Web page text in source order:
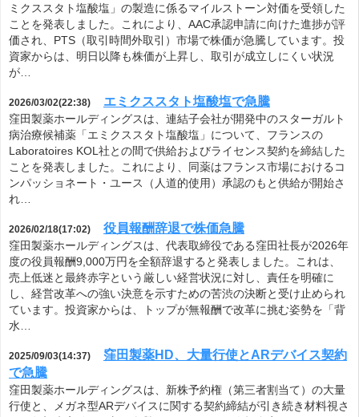
ミクススタト塩酸塩」の製造に係るマイルストーン対価を受領した
ことを発表しました。これにより、AAC承認申請に向けた進捗が評
価され、PTS（取引時間外取引）市場で株価が急騰しています。投
資家からは、明日以降も株価が上昇し、取引が成立しにくい状況
が…
2026/03/02(22:38) エミクススタト塩酸塩で急騰
窪田製薬ホールディングスは、連結子会社が開発中のスターガルト
病治療候補薬「エミクススタト塩酸塩」について、フランスの
Laboratoires KOL社との間で供給およびライセンス契約を締結した
ことを発表しました。これにより、同薬はフランス市場におけるコ
ンパッショネート・ユース（人道的使用）承認のもと供給が開始さ
れ…
2026/02/18(17:02) 役員報酬辞退で株価急騰
窪田製薬ホールディングスは、代表取締役である窪田社長が2026年
度の役員報酬9,000万円を全額辞退すると発表しました。これは、
売上低迷と最終赤字という厳しい経営状況に対し、責任を明確に
し、経営改革への強い決意を示すための苦渋の決断と受け止められ
ています。投資家からは、トップが無報酬で改革に挑む姿勢を「背
水…
2025/09/03(14:37)
窪田製薬HD、大量行使とARデバイス契約
で急騰
窪田製薬ホールディングスは、新株予約権（第三者割当て）の大量
行使と、メガネ型ARデバイスに関する契約締結が引き続き材料視さ